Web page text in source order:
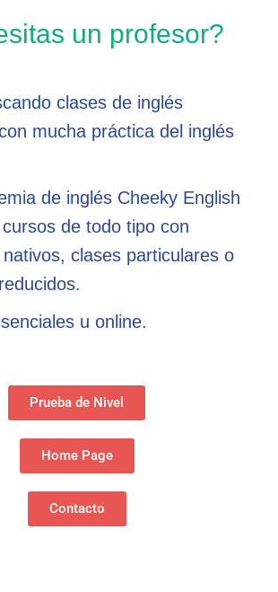
un profesor?
clases de inglés
mucha práctica del inglés
de inglés Cheeky English
de todo tipo con
clases particulares o
u online.
Prueba de Nivel
Home Page
Contacto